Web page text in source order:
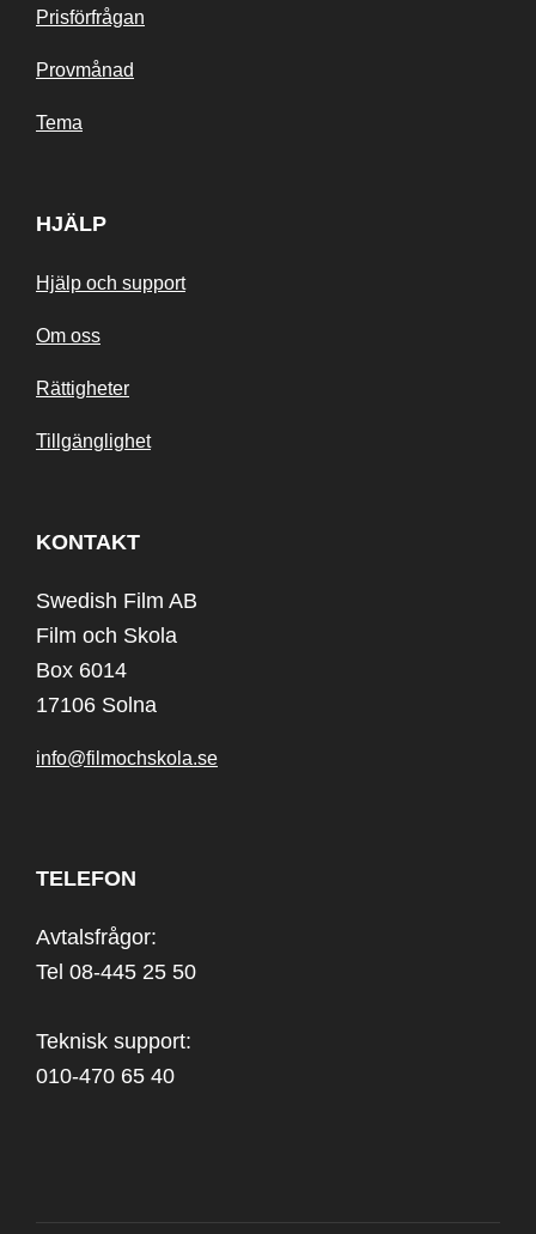
Prisförfrågan
Provmånad
Tema
HJÄLP
Hjälp och support
Om oss
Rättigheter
Tillgänglighet
KONTAKT
Swedish Film AB
Film och Skola
Box 6014
17106 Solna
info@filmochskola.se
TELEFON
Avtalsfrågor:
Tel 08-445 25 50
Teknisk support:
010-470 65 40